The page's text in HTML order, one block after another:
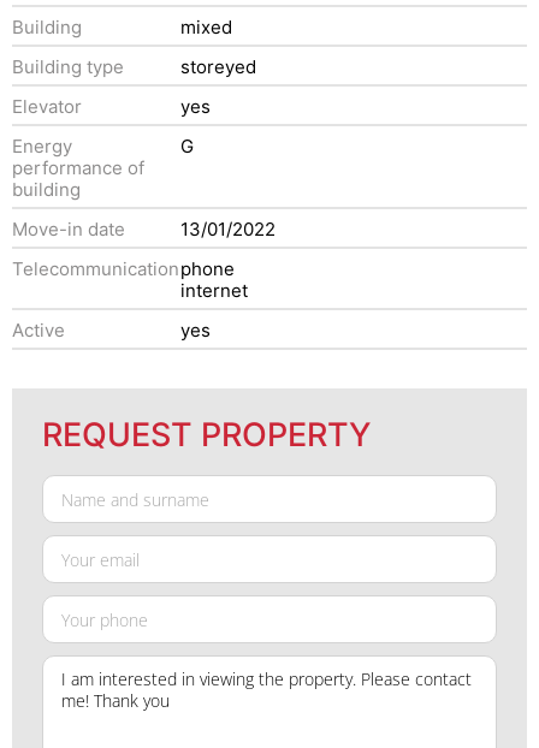
Building
mixed
Building type
storeyed
Elevator
yes
Energy
performance of
building
G
Move-in date
13/01/2022
Telecommunicationphone
internet
Active
yes
REQUEST PROPERTY